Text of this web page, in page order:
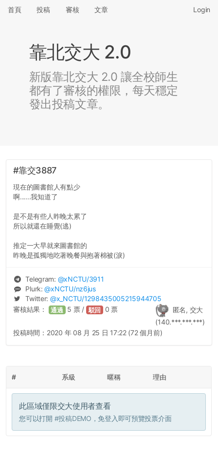
首頁 投稿 審核 文章 Login
靠北交大 2.0
新版靠北交大 2.0 讓全校師生
都有了審核的權限，每天穩定
發出投稿文章。
#靠交3887
現在的圖書館人有點少
啊......我知道了
是不是有些人昨晚太累了
所以就還在睡覺(逃)
推定一大早就來圖書館的
昨晚是孤獨地吃著晚餐與抱著棉被(淚)
Telegram: @xNCTU/3911
Plurk:@xNCTU/nz6jus
Twitter: @x_NCTU/1298435005215944705
匿名, 交大
(140.***.***.***)
審核結果： 通過 5 票 / 駁回 0 票
投稿時間： 2020 年 08 月 25 日 17:22 (72 個月前)
# 系級 暱稱 理由
此區域僅限交大使用者查看
您可以打開 #投稿DEMO ，免登入即可預覽投票介面